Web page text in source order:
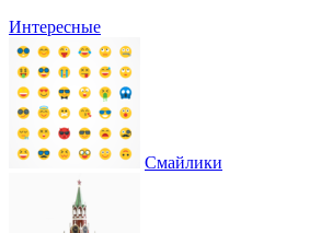
Интересные
Смайлики